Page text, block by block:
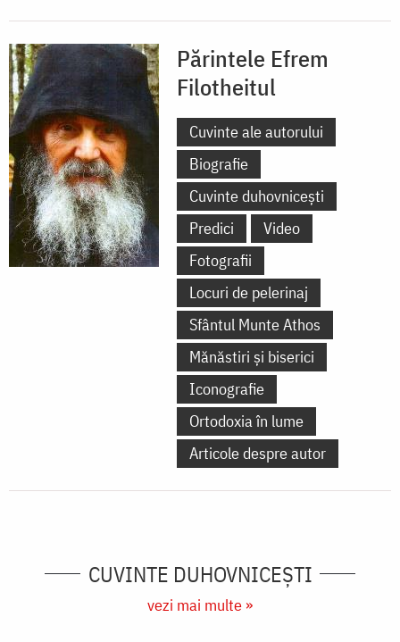
Părintele Efrem
Filotheitul
Cuvinte ale autorului
Biografie
Cuvinte duhovnicești
Predici
Video
Fotografii
Locuri de pelerinaj
Sfântul Munte Athos
Mănăstiri și biserici
Iconografie
Ortodoxia în lume
Articole despre autor
CUVINTE DUHOVNICEȘTI
vezi mai multe »